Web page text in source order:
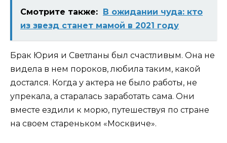
Смотрите также:
В ожидании чуда: кто
из звезд станет мамой в 2021 году
Брак Юрия и Светланы был счастливым. Она не
видела в нем пороков, любила таким, какой
достался. Когда у актера не было работы, не
упрекала, а старалась заработать сама. Они
вместе ездили к морю, путешествуя по стране
на своем стареньком «Москвиче».